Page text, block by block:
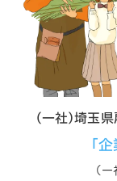
（一社）埼玉
「
（